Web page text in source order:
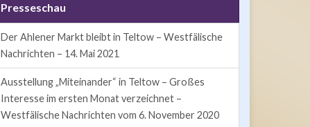
Presseschau
Der Ahlener Markt bleibt in Teltow – Westfälische
Nachrichten – 14. Mai 2021
Ausstellung „Miteinander“ in Teltow – Großes
Interesse im ersten Monat verzeichnet –
Westfälische Nachrichten vom 6. November 2020